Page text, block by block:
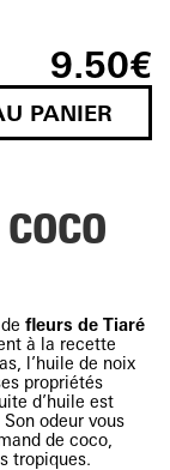
9.50€
PANIER
fleurs de Tiaré
à la recette
l’huile de noix
propriétés
d’huile est
odeur vous
de coco,
tropiques.